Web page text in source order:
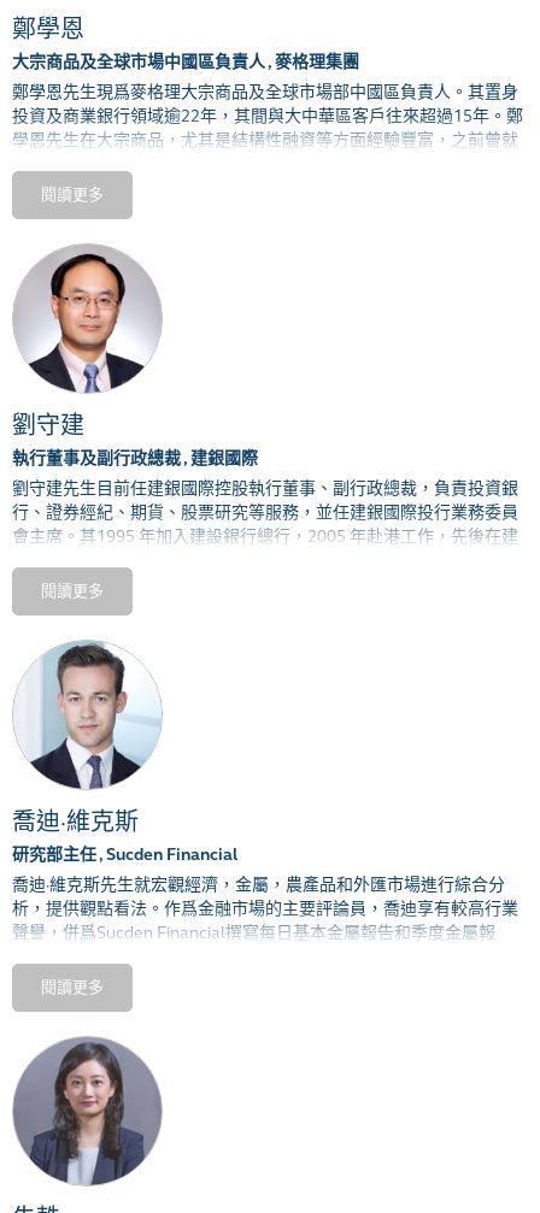
鄭學恩
大宗商品及全球市場中國區負責人 , 麥格理集團
鄭學恩先生現爲麥格理大宗商品及全球市場部中國區負責人。其置身
投資及商業銀行領域逾22年，其間與大中華區客戶往來超過15年。鄭
學恩先生在大宗商品，尤其是結構性融資等方面經驗豐富，之前曾就
品及自然資源團隊的相關業務。
文。
閱讀更多
劉守建
執行董事及副行政總裁 , 建銀國際
劉守建先生目前任建銀國際控股執行董事、副行政總裁，負責投資銀
行、證券經紀、期貨、股票研究等服務，並任建銀國際投行業務委員
會主席。其1995 年加入建設銀行總行， 2005 年赴港工作，先後在建
金融市場運作及跨境投資銀行、商業銀行服務。
閱讀更多
喬迪·維克斯
研究部主任 , Sucden Financial
喬迪·維克斯先生就宏觀經濟，金屬，農產品和外匯市場進行綜合分
析，提供觀點看法。作爲金融市場的主要評論員，喬迪享有較高行業
聲譽，併爲Sucden Financial撰寫每日基本金屬報告和季度金屬報
2016年加入Sucden Financial， 擁有農業經濟學學位， 目前正在倫敦
大學學院攻讀可持續資源與經濟學碩士學位。
閱讀更多